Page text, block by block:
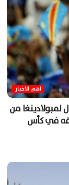
اهم الاخبار
لمبولادينغا من
في كأس